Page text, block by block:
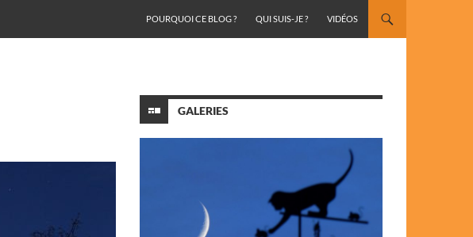
POURQUOI CE BLOG ?
QUI SUIS-JE ? VIDÉOS
GALERIES